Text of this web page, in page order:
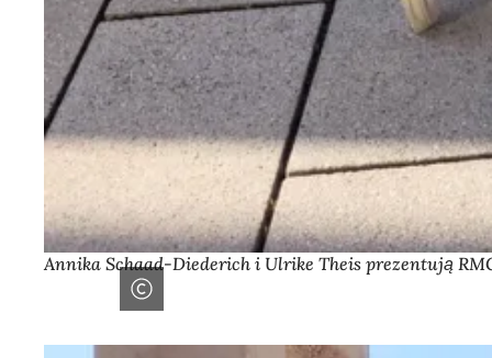
Annika Schaad-Diederich i Ulrike Theis prezentują